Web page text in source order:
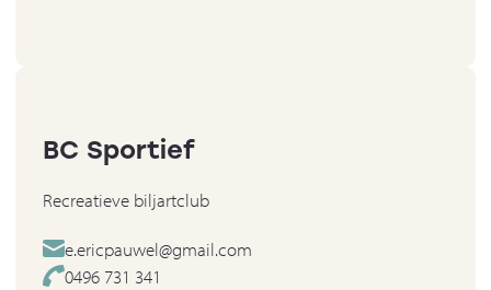
BC Sportief
Recreatieve biljartclub
e.ericpauwel@gmail.com
0496 731 341